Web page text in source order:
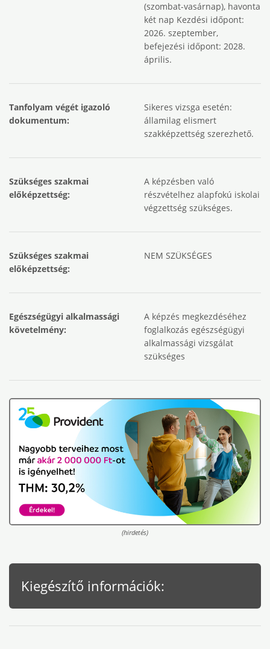
(szombat-vasárnap), havonta
két nap Kezdési időpont:
2026. szeptember,
befejezési időpont: 2028.
április.
Tanfolyam végét igazoló
dokumentum:
Sikeres vizsga esetén:
államilag elismert
szakképzettség szerezhető.
Szükséges szakmai
előképzettség:
A képzésben való
részvételhez alapfokú iskolai
végzettség szükséges.
Szükséges szakmai
előképzettség:
NEM SZÜKSÉGES
Egészségügyi alkalmassági
követelmény:
A képzés megkezdéséhez
foglalkozás egészségügyi
alkalmassági vizsgálat
szükséges
(hirdetés)
Kiegészítő információk: